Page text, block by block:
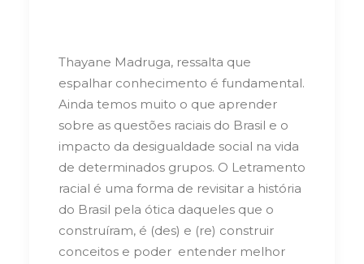
Thayane Madruga, ressalta que
espalhar conhecimento é fundamental.
Ainda temos muito o que aprender
sobre as questões raciais do Brasil e o
impacto da desigualdade social na vida
de determinados grupos. O Letramento
racial é uma forma de revisitar a história
do Brasil pela ótica daqueles que o
construíram, é (des) e (re) construir
conceitos e poder entender melhor